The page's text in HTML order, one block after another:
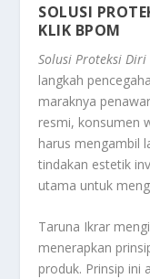
SOLUSI
KLIK BPOM
Solusi Proteksi Diri
langkah
maraknya
resmi, konsumen
harus mengambil
tindakan estetik
utama untuk
Taruna Ikrar
menerapkan
produk. Prinsip ini